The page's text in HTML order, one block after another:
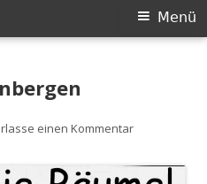
Menü
einen Kommentarzu Jeneits